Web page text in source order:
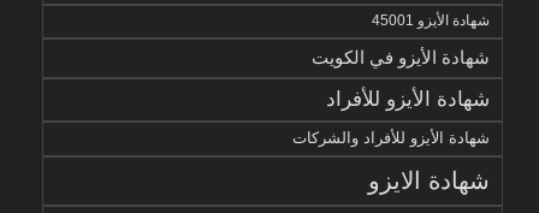
شهادة الأيزو 45001
شهادة الأيزو في الكويت
شهادة الأيزو للأفراد
شهادة الأيزو للأفراد والشركات
شهادة الايزو